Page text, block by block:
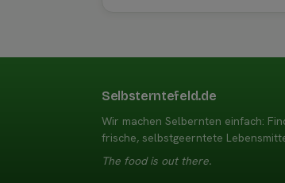
Selbsterntefeld.de
Wir machen Selbernten einfach:
frische, selbstgeerntete
The food is out there.